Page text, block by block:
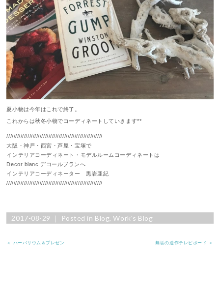
夏小物は今年はこれで終了。
これからは秋冬小物でコーディネートしていきます**
///////////////////////////////////////////////////////
大阪・神戸・西宮・芦屋・宝塚で
インテリアコーディネート・モデルルームコーディネートは
Decor blanc デコールブランへ
インテリアコーディネーター 黒岩亜紀
///////////////////////////////////////////////////////
2017-08-29 ｜ Posted in Blog,Work's Blog
＜ ハーバリウム＆プレゼン 無垢の造作テレビボード ＞